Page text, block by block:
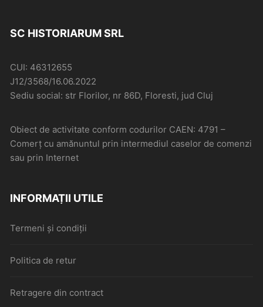
SC HISTORIARUM SRL
CUI: 46312655
J12/3568/16.06.2022
Sediu social: str Florilor, nr 86D, Floresti, jud Cluj
Obiect de activitate conform codurilor CAEN: 4791 –
Comerţ cu amănuntul prin intermediul caselor de comenzi
sau prin Internet
INFORMAȚII UTILE
Termeni și condiții
Politica de retur
Retragere din contract